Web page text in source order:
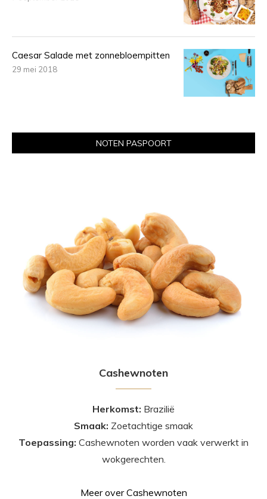
Caesar Salade met zonnebloempitten
29 mei 2018
NOTEN PASPOORT
Cashewnoten
Herkomst: Brazilië
Smaak: Zoetachtige smaak
Toepassing: Cashewnoten worden vaak verwerkt in
wokgerechten.
Meer over Cashewnoten